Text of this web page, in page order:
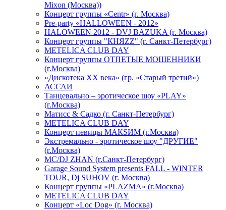
Mixon (Москва))
Концерт группы «Centr» (г. Москва)
Pre-party «HALLOWEEN - 2012»
HALOWEEN 2012 - DVJ BAZUKA (г. Москва)
Концерт группы "КНЯZZ" (г. Санкт-Петербург)
METELICA CLUB DAY
Концерт группы ОТПЕТЫЕ МОШЕННИКИ
(г.Москва)
«Дискотека ХХ века» (гр. «Старый третий»)
АССАИ
Танцевально – эротическое шоу «PLAY»
(г.Москва)
Матисс & Садко (г. Санкт-Петербург)
METELICA CLUB DAY
Концерт певицы МАКSИМ (г.Москва)
Экстремально - эротическое шоу "ДРУГИЕ"
(г.Москва)
МС/DJ ZHAN (г.Санкт-Петербург)
Garage Sound System presents FALL - WINTER
TOUR, Dj SUHOV (г. Москва)
Концерт группы «PLAZMA» (г.Москва)
METELICA CLUB DAY
Концерт «Loc Dog» (г. Москва)